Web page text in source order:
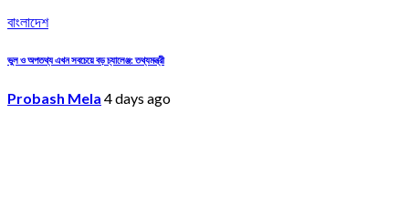
বাংলাদেশ
ভুল ও অপতথ্য এখন সবচেয়ে বড় চ্যালেঞ্জ: তথ্যমন্ত্রী
Probash Mela 4 days ago